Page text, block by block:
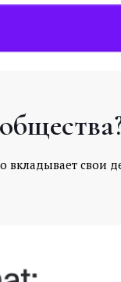
вкладывает свои